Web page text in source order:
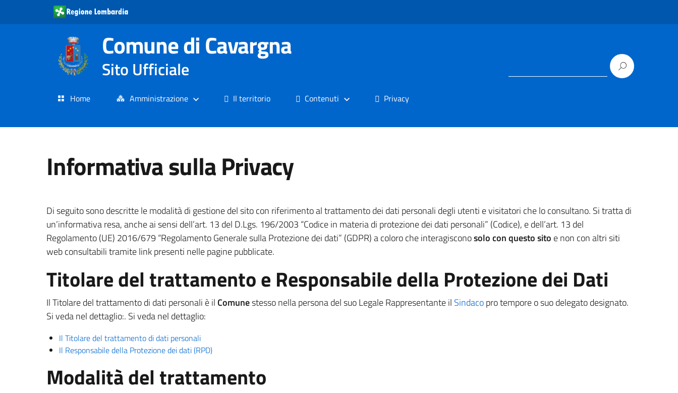
Comune di Cavargna
Sito Ufficiale
Home Amministrazione Il territorio Contenuti Privacy
Informativa sulla Privacy
Di seguito sono descritte le modalità di gestione del sito con riferimento al trattamento dei dati personali degli utenti e visitatori che lo consultano. Si tratta di
un’informativa resa, anche ai sensi dell’art. 13 del D.Lgs. 196/2003 “Codice in materia di protezione dei dati personali” (Codice), e dell’art. 13 del
Regolamento (UE) 2016/679 “Regolamento Generale sulla Protezione dei dati” (GDPR) a coloro che interagisconosolo con questo sito e non con altri siti
web consultabili tramite link presenti nelle pagine pubblicate.
Titolare del trattamento e Responsabile della Protezione dei Dati
Il Titolare del trattamento di dati personali è il Comunestesso nella persona del suo Legale Rappresentante il Sindacopro tempore o suo delegato designato.
Si veda nel dettaglio:. Si veda nel dettaglio:
Il Titolare del trattamento di dati personali
Il Responsabile della Protezione dei dati (RPD)
Modalità del trattamento